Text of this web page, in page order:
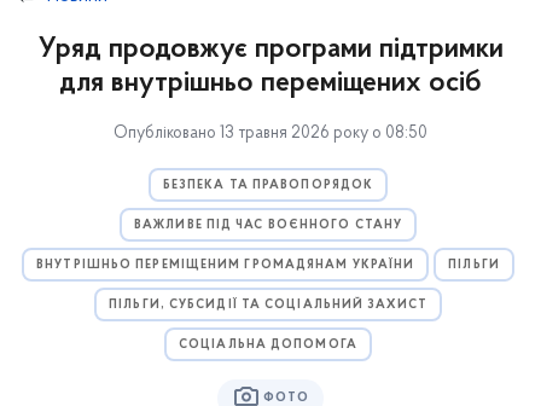
Уряд продовжує програми підтримки
для внутрішньо переміщених осіб
Опубліковано 13 травня 2026 року о 08:50
БЕЗПЕКА ТА ПРАВОПОРЯДОК
ВАЖЛИВЕ ПІД ЧАС ВОЄННОГО СТАНУ
ВНУТРІШНЬО ПЕРЕМІЩЕНИМ ГРОМАДЯНАМ УКРАЇНИ ПІЛЬГИ
ПІЛЬГИ, СУБСИДІЇ ТА СОЦІАЛЬНИЙ ЗАХИСТ
СОЦІАЛЬНА ДОПОМОГА
ФОТО